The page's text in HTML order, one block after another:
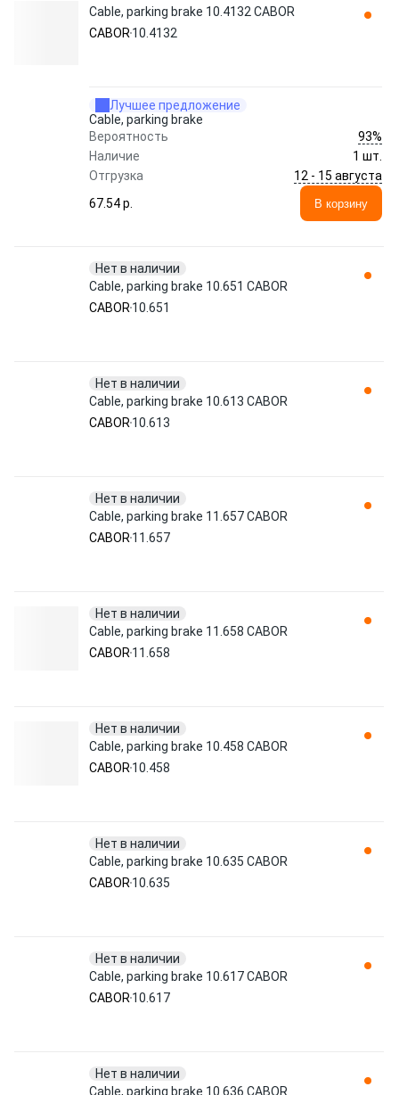
Cable, parking brake 10.4132 CABOR
CABOR 10.4132
Лучшее предложение
Cable, parking brake
Вероятность
93%
Наличие
1 шт.
Отгрузка
12 - 15 августа
67.54 p.
В корзину
Нет в наличии
Cable, parking brake 10.651 CABOR
CABOR 10.651
Нет в наличии
Cable, parking brake 10.613 CABOR
CABOR 10.613
Нет в наличии
Cable, parking brake 11.657 CABOR
CABOR 11.657
Нет в наличии
Cable, parking brake 11.658 CABOR
CABOR 11.658
Нет в наличии
Cable, parking brake 10.458 CABOR
CABOR 10.458
Нет в наличии
Cable, parking brake 10.635 CABOR
CABOR 10.635
Нет в наличии
Cable, parking brake 10.617 CABOR
CABOR 10.617
Нет в наличии
Cable, parking brake 10.636 CABOR